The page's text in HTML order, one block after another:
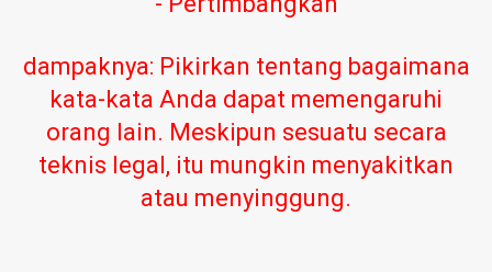
dampaknya: Pikirkan tentang bagaimana
kata-kata Anda dapat memengaruhi
orang lain. Meskipun sesuatu secara
teknis legal, itu mungkin menyakitkan
atau menyinggung.